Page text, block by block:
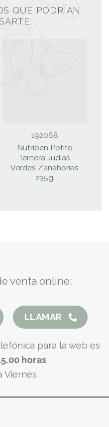
QUE PODRÍAN
192068
Nutriben Potito
Ternera Judias
Verdes Zanahorias
235g
venta online:
LLAMAR
para la web es
horas
Viernes